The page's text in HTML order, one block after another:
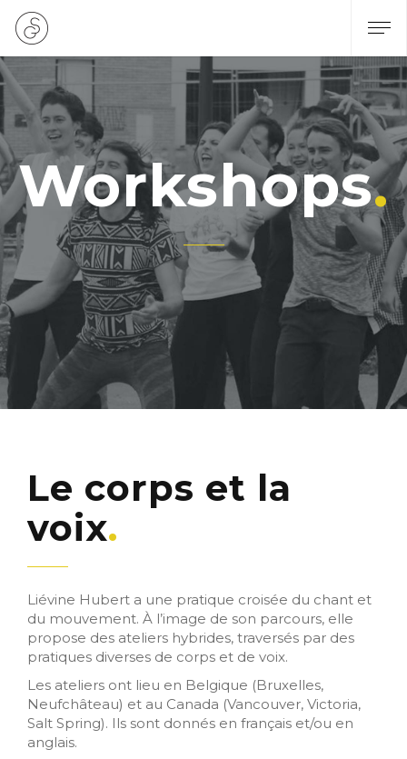
Workshops
Le corps et la
voix
Liévine Hubert a une pratique croisée du chant et
du mouvement. À l’image de son parcours, elle
propose des ateliers hybrides, traversés par des
pratiques diverses de corps et de voix.
Les ateliers ont lieu en Belgique (Bruxelles,
Neufchâteau) et au Canada (Vancouver, Victoria,
Salt Spring). Ils sont donnés en français et/ou en
anglais.